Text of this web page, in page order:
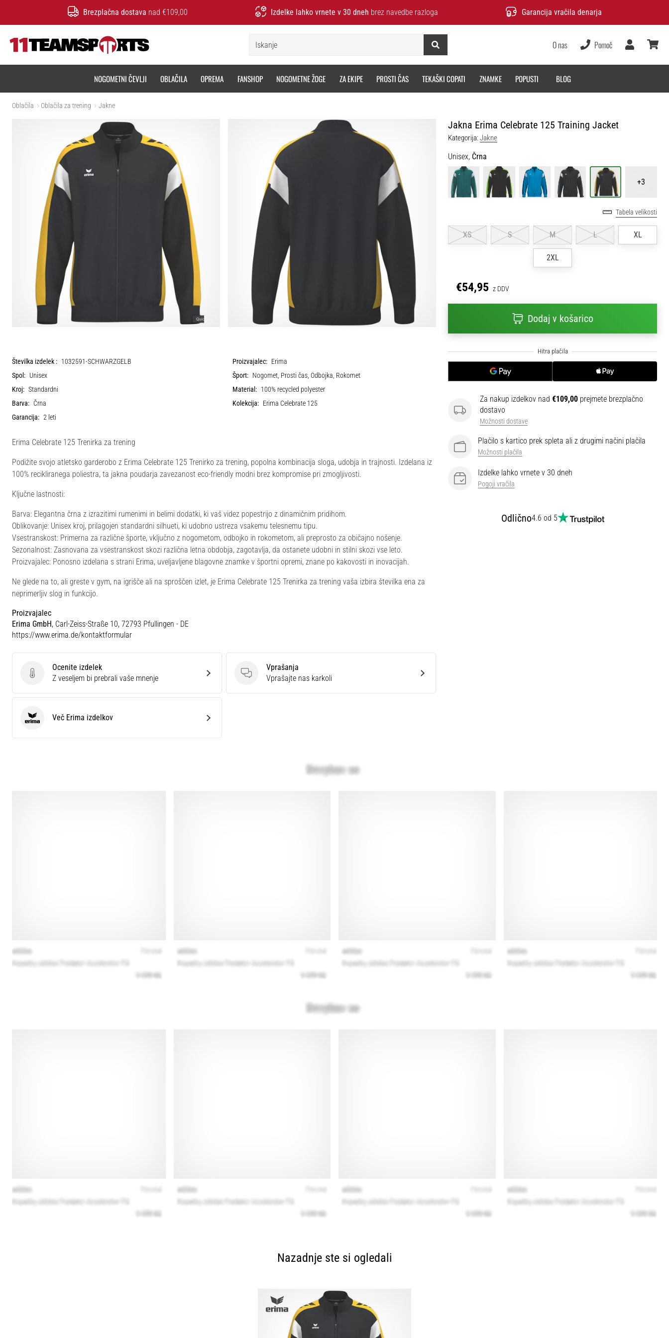
Brezplačna dostava nad €109,00 Izdelke lahko vrnete v 30 dneh brez navedbe razloga Garancija vračila denarja
Iskanje
O nas Pomoč
Uporabnik
NOGOMETNI ČEVLJI OBLAČILA OPREMA FANSHOP NOGOMETNE ŽOGE ZA EKIPE PROSTI ČAS TEKAŠKI COPATI ZNAMKE POPUSTI BLOG
Oblačila Oblačila za trening Jakne
Jakna Erima Celebrate 125 Training Jacket
Kategorija:Jakne
Unisex, Črna
+3
Tabela velikosti
XS S M L XL
2XL
€54,95 z DDV
Dodaj v košarico
Za nakup izdelkov nad €109,00 prejmete brezplačno
dostavo
Možnosti dostave
Plačilo s kartico prek spleta ali z drugimi načini plačila
Možnosti plačila
Izdelke lahko vrnete v 30 dneh
Pogoji vračila
Odlično4.6 od 5
Številka izdelek : 1032591-SCHWARZGELB Proizvajalec: Erima
Spol: Unisex Šport: Nogomet, Prosti čas, Odbojka, Rokomet
Kroj: Standardni Material: 100% recycled polyester
Barva: Črna Kolekcija: Erima Celebrate 125
Garancija: 2 leti
Erima Celebrate 125 Trenirka za trening
Podižite svojo atletsko garderobo z Erima Celebrate 125 Trenirko za trening, popolna kombinacija sloga, udobja in trajnosti. Izdelana iz
100% recikliranega poliestra, ta jakna poudarja zavezanost eco-friendly modni brez kompromise pri zmogljivosti.
Ključne lastnosti:
Barva: Elegantna črna z izrazitimi rumenimi in belimi dodatki, ki vaš videz popestrijo z dinamičnim pridihom.
Oblikovanje: Unisex kroj, prilagojen standardni silhueti, ki udobno ustreza vsakemu telesnemu tipu.
Vsestranskost: Primerna za različne športe, vključno z nogometom, odbojko in rokometom, ali preprosto za običajno nošenje.
Sezonalnost: Zasnovana za vsestranskost skozi različna letna obdobja, zagotavlja, da ostanete udobni in stilni skozi vse leto.
Proizvajalec: Ponosno izdelana s strani Erima, uveljavljene blagovne znamke v športni opremi, znane po kakovosti in inovacijah.
Ne glede na to, ali greste v gym, na igrišče ali na sproščen izlet, je Erima Celebrate 125 Trenirka za trening vaša izbira številka ena za
neprimerljiv slog in funkcijo.
Proizvajalec
Erima GmbH, Carl-Zeiss-Straße 10, 72793 Pfullingen - DE
https://www.erima.de/kontaktformular
Ocenite izdelek
Ocenite izdelek
Z veseljem bi prebrali vaše mnenje
Vprašanja
Vprašanja
Vprašajte nas karkoli
Erima Več Erima izdelkov
Nazadnje ste si ogledali